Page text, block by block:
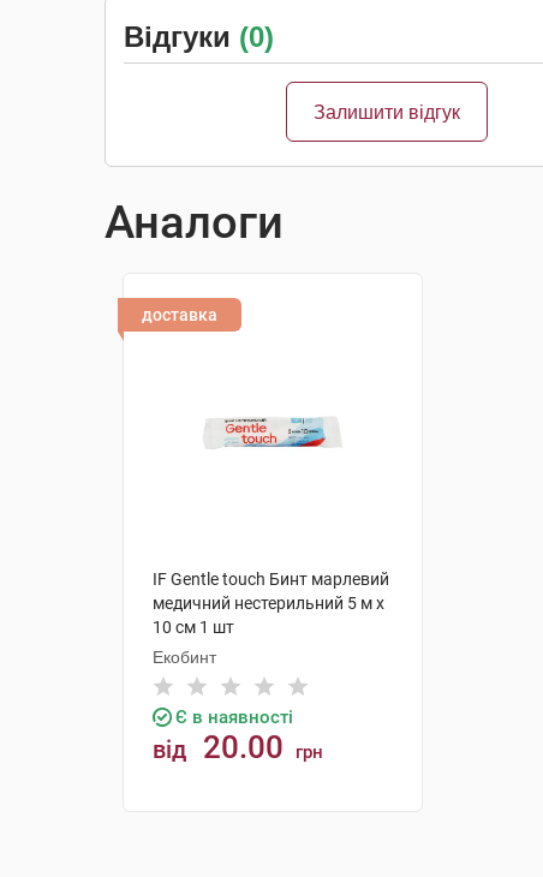
Відгуки (0)
Залишити відгук
Аналоги
доставка
IF Gentle touch Бинт марлевий
медичний нестерильний 5 м х
10 см 1 шт
Екобинт
Є в наявності
від 20.00 грн